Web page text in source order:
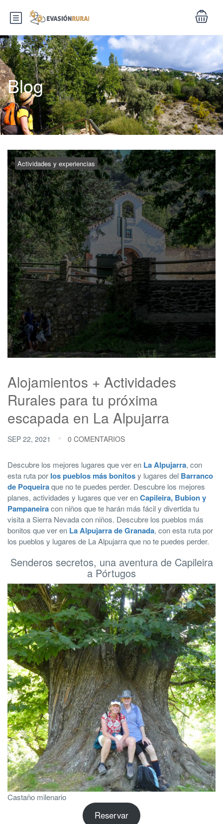
Blog
Actividades y experiencias
Alojamientos + Actividades
Rurales para tu próxima
escapada en La Alpujarra
SEP 22, 2021 0 COMENTARIOS
Descubre los mejores lugares que ver en La Alpujarra, con
esta ruta por los pueblos más bonitosy lugares del Barranco
de Poqueiraque no te puedes perder. Descubre los mejores
planes, actividades y lugares que ver enCapileira, Bubion y
Pampaneiracon niños que te harán más fácil y divertida tu
visita a Sierra Nevada con niños. Descubre los pueblos más
bonitos que ver en La Alpujarra de Granada, con esta ruta por
los pueblos y lugares de La Alpujarra que no te puedes perder.
Senderos secretos, una aventura de Capileira
a Pórtugos
Castaño milenario
Reservar